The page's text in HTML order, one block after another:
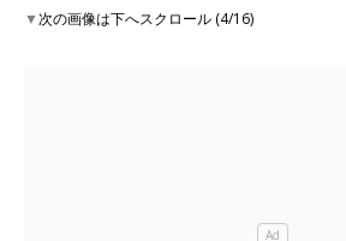
▼次の画像は下へスクロール (4/16)